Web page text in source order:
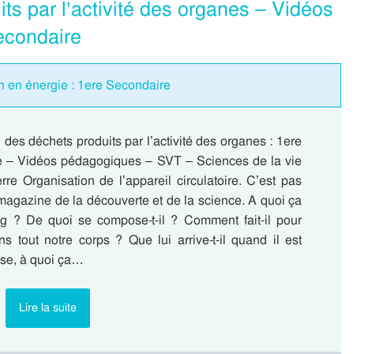
par l’activité des organes – Vidéos
en énergie : 1ere Secondaire
déchets produits par l’activité des organes : 1ere
– Vidéos pédagogiques – SVT – Sciences de la vie
Organisation de l’appareil circulatoire. C’est pas
de la découverte et de la science. A quoi ça
? De quoi se compose-t-il ? Comment fait-il pour
tout notre corps ? Que lui arrive-t-il quand il est
à quoi ça…
Lire la suite